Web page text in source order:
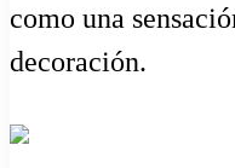
como una
decoración.